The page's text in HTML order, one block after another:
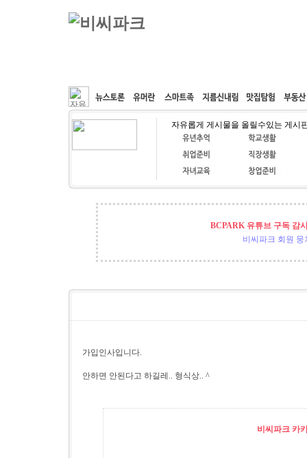
커뮤니티 속도패치 웹호스팅 공동구매
자유롭게 게시물을 올릴수있는 게시
BCPARK 유튜브 구독 감
비씨파크 회원 뭉
가입인사입니다.
안하면 안된다고 하길레.. 형식상.. ^
비씨파크 카